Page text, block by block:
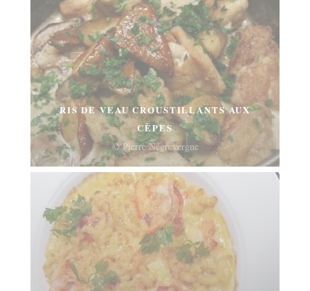
RIS DE VEAU CROUSTILLANTS AUX
CÈPES
© Pierre Négrevergne